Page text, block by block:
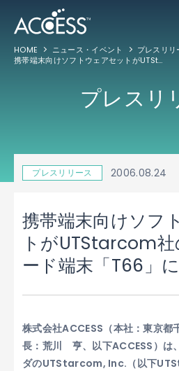
HOME ニュース・イベント
プレスリリ
携帯端末向けソフトウェアセットがUTStarcom社のデュアルモード端末「T66」に採用
プレスリ
プレスリリース 2006.08.24
携帯端末向けソフ
トがUTStarcom
ード端末「T66」
株式会社ACCESS（本社：東京都
長：荒川 亨、以下ACCESS）は
ダのUTStarcom, Inc.（以下